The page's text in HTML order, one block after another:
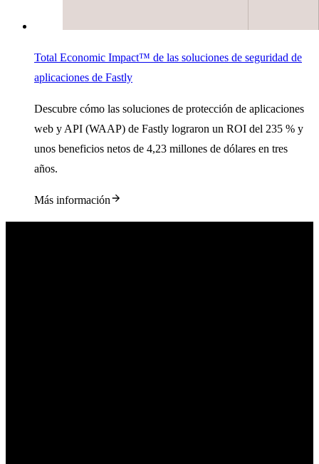
Total Economic Impact™ de las soluciones de seguridad de
aplicaciones de Fastly
Descubre cómo las soluciones de protección de aplicaciones
web y API (WAAP) de Fastly lograron un ROI del 235 % y
unos beneficios netos de 4,23 millones de dólares en tres
años.
Más información